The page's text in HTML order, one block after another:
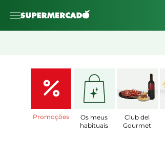
Promoções
Os meus
habituais
Club del
Gourmet